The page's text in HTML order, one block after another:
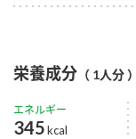
栄養成分 （ 1人分 ）
エネルギー
345kcal